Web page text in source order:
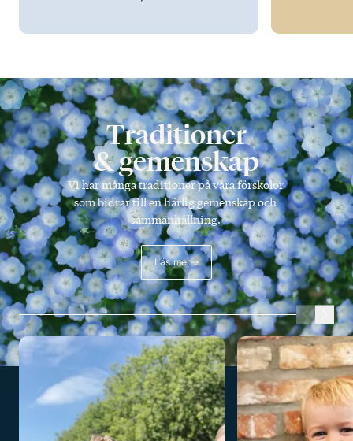
Traditioner
& gemenskap
Vi har många traditioner på våra förskolor
som bidrar till en härlig gemenskap och
sammanhållning.
Läs mer